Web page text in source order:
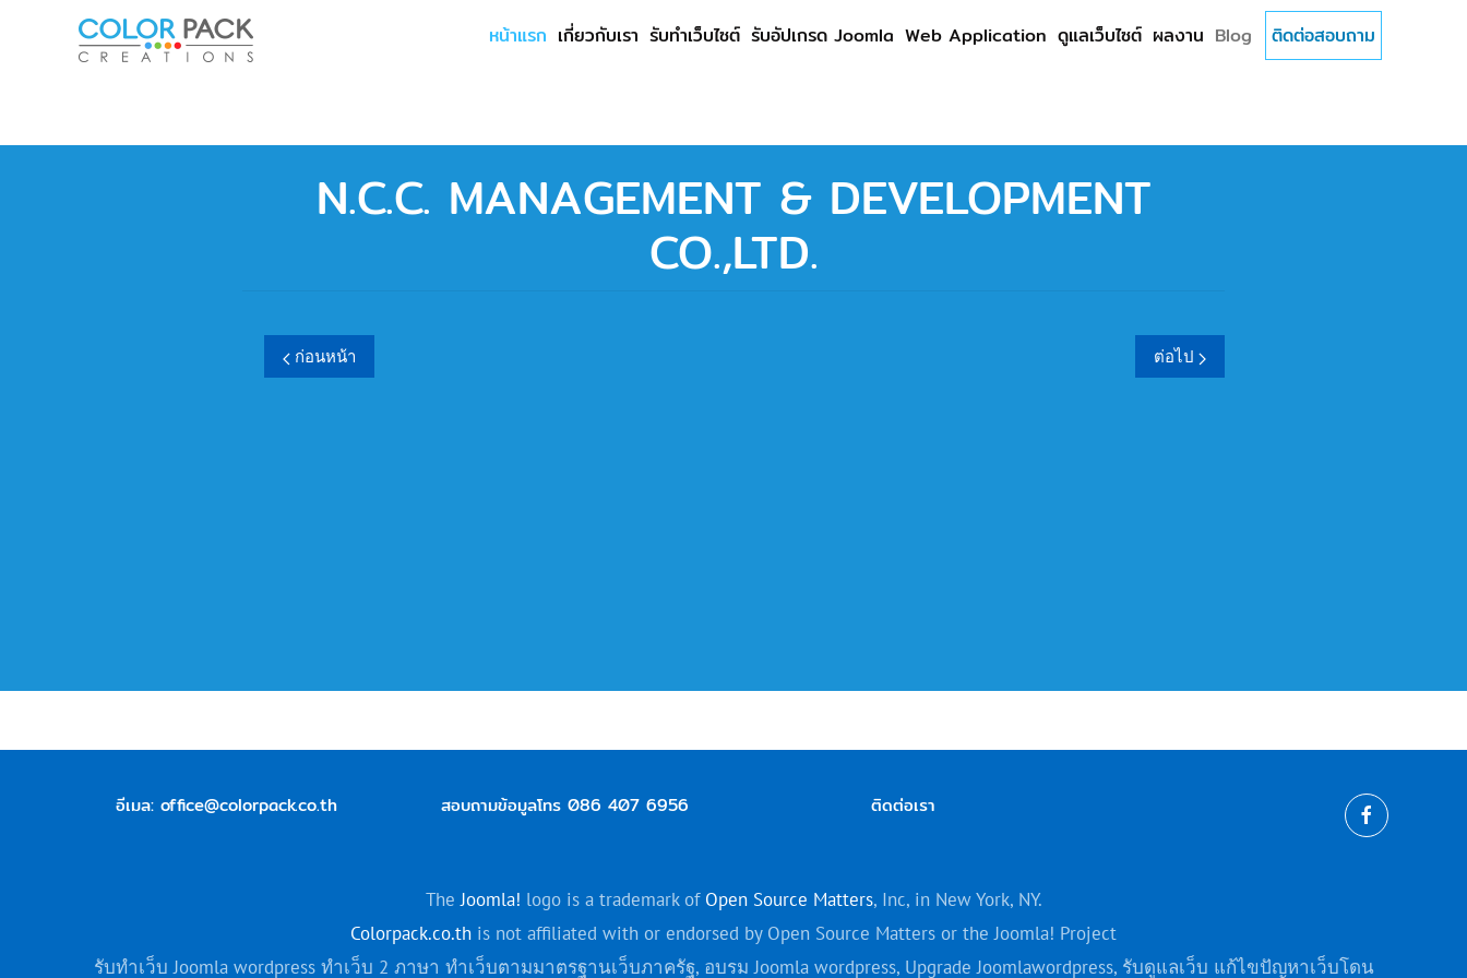
Skip to main content
หน้าแรก เกี่ยวกับเรา รับทำเว็บไซต์ รับอัปเกรด Joomla Web Application ดูแลเว็บไซต์ ผลงาน Blog ติดต่อสอบถาม
N.C.C. MANAGEMENT & DEVELOPMENT
CO.,LTD.
ก่อนหน้า ต่อไป
อีเมล: office@colorpack.co.th สอบถามข้อมูลโทร 086 407 6956 ติดต่อเรา
TheJoomla! logo is a trademark of Open Source Matters, Inc, in New York, NY.
Colorpack.co.th is not affiliated with or endorsed by Open Source Matters or the Joomla! Project
รับทำเว็บ Joomla wordpress ทำเว็บ 2 ภาษา ทำเว็บตามมาตรฐานเว็บภาครัฐ, อบรม Joomla wordpress, Upgrade Joomlawordpress, รับดูแลเว็บ แก้ไขปัญหาเว็บโดน